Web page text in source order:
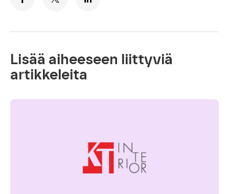
Lisää aiheeseen liittyviä
artikkeleita